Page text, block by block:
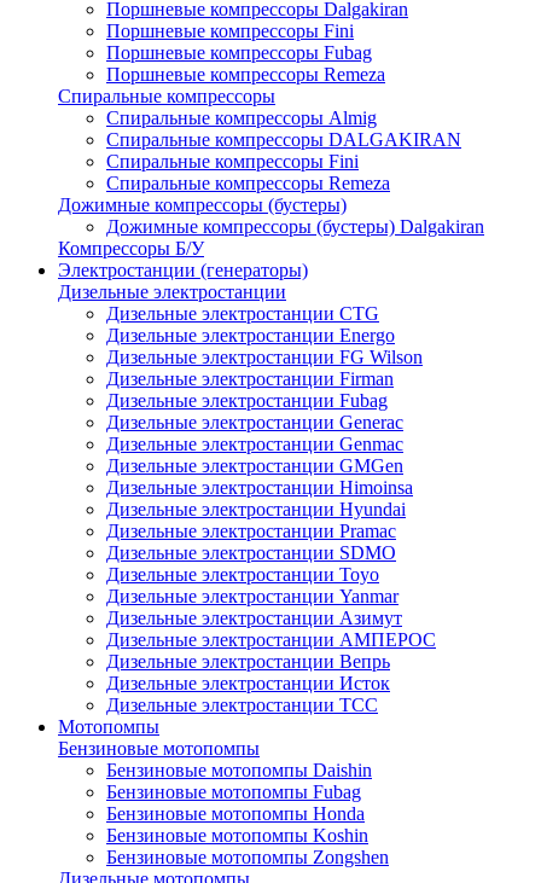
Поршневые компрессоры Dalgakiran
Поршневые компрессоры Fini
Поршневые компрессоры Fubag
Поршневые компрессоры Remeza
Спиральные компрессоры
Спиральные компрессоры Almig
Спиральные компрессоры DALGAKIRAN
Спиральные компрессоры Fini
Спиральные компрессоры Remeza
Дожимные компрессоры (бустеры)
Дожимные компрессоры (бустеры) Dalgakiran
Компрессоры Б/У
Электростанции (генераторы)
Дизельные электростанции
Дизельные электростанции CTG
Дизельные электростанции Energo
Дизельные электростанции FG Wilson
Дизельные электростанции Firman
Дизельные электростанции Fubag
Дизельные электростанции Generac
Дизельные электростанции Genmac
Дизельные электростанции GMGen
Дизельные электростанции Himoinsa
Дизельные электростанции Hyundai
Дизельные электростанции Pramac
Дизельные электростанции SDMO
Дизельные электростанции Toyo
Дизельные электростанции Yanmar
Дизельные электростанции Азимут
Дизельные электростанции АМПЕРОС
Дизельные электростанции Вепрь
Дизельные электростанции Исток
Дизельные электростанции ТСС
Мотопомпы
Бензиновые мотопомпы
Бензиновые мотопомпы Daishin
Бензиновые мотопомпы Fubag
Бензиновые мотопомпы Honda
Бензиновые мотопомпы Koshin
Бензиновые мотопомпы Zongshen
Дизельные мотопомпы